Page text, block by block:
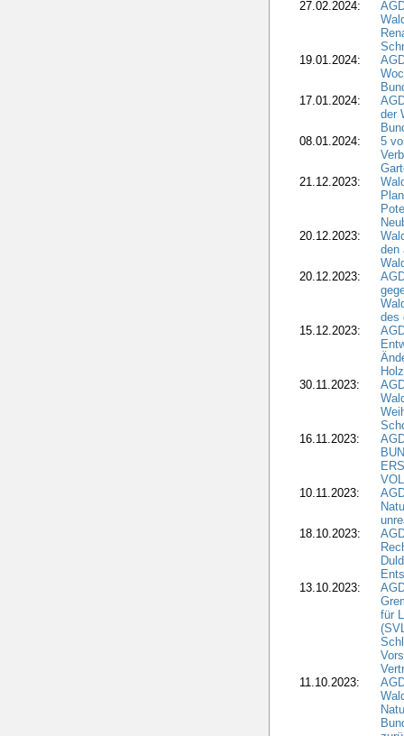
27.02.2024:
19.01.2024:
17.01.2024:
der
08.01.2024:
5
21.12.2023:
20.12.2023:
den
20.12.2023:
des
15.12.2023:
30.11.2023:
16.11.2023:
10.11.2023:
18.10.2023:
13.10.2023:
für
11.10.2023: